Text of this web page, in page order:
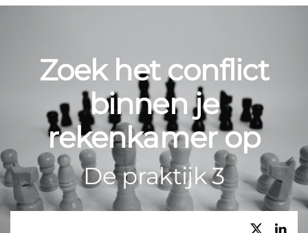
Zoek het conflict
binnen je
rekenkamer op
De praktijk 3